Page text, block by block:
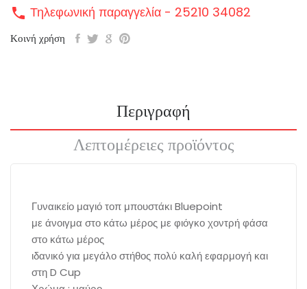
call Τηλεφωνική παραγγελία - 25210 34082
Κοινή χρήση
Περιγραφή
Λεπτομέρειες προϊόντος
Γυναικείο μαγιό τοπ μπουστάκι Bluepoint
με άνοιγμα στο κάτω μέρος με φιόγκο χοντρή φάσα
στο κάτω μέρος
ιδανικό για μεγάλο στήθος πολύ καλή εφαρμογή και
στη D Cup